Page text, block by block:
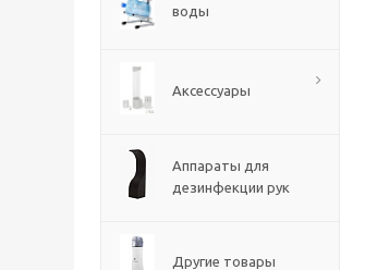
воды
Аксессуары
Аппараты для
дезинфекции рук
Другие товары